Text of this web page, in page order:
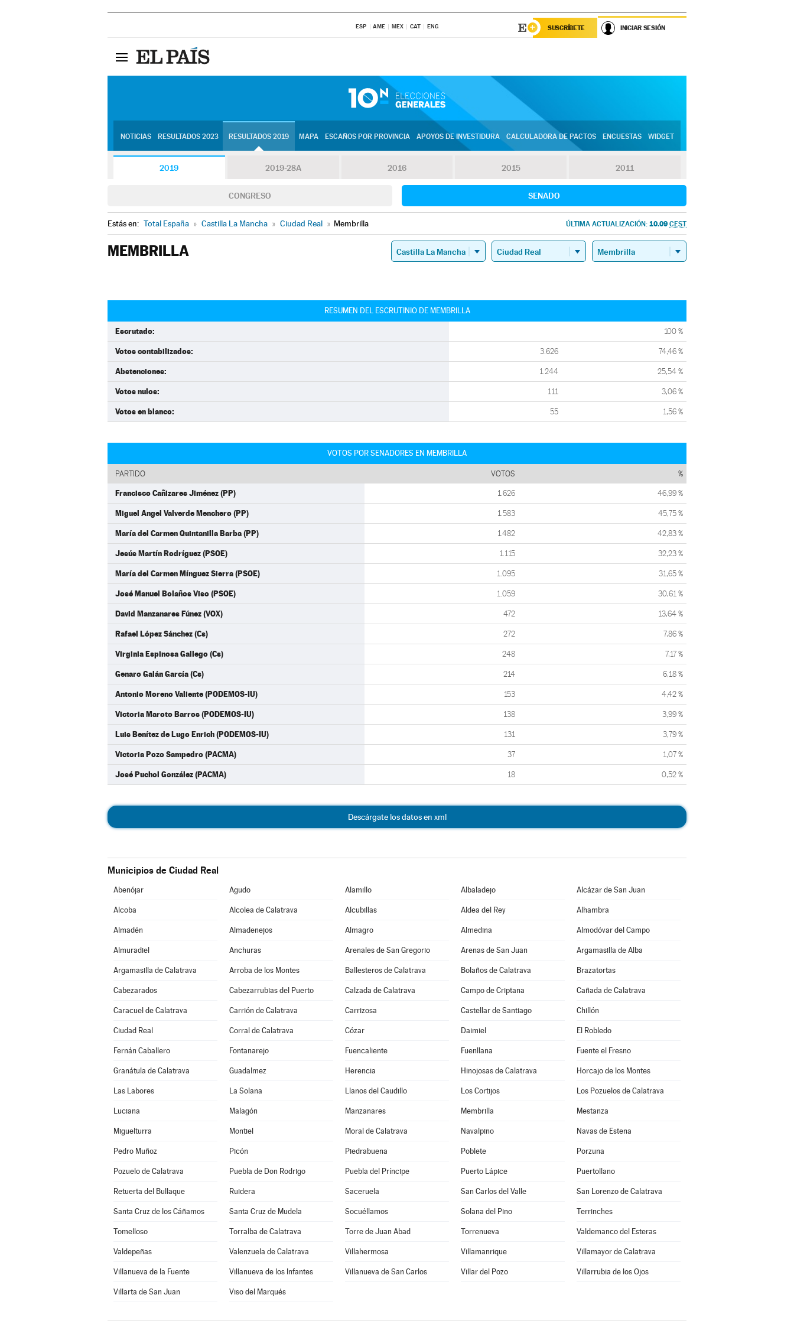
ESP AME MEX CAT ENG SUSCRÍBETE INICIAR SESIÓN
NOTICIAS RESULTADOS 2023 RESULTADOS 2019 MAPA ESCAÑOS POR PROVINCIA APOYOS DE INVESTIDURA CALCULADORA DE PACTOS ENCUESTAS WIDGET
2019 2019-28A 2016 2015 2011
CONGRESO SENADO
Estás en: Total España » Castilla La Mancha » Ciudad Real » Membrilla ÚLTIMA ACTUALIZACIÓN: 10.09 CEST
MEMBRILLA
RESUMEN DEL ESCRUTINIO DE MEMBRILLA
Escrutado: 100 %
Votos contabilizados: 3.626 74,46 %
Abstenciones: 1.244 25,54 %
Votos nulos: 111 3,06 %
Votos en blanco: 55 1,56 %
VOTOS POR SENADORES EN MEMBRILLA
PARTIDO VOTOS %
Francisco Cañizares Jiménez (PP) 1.626 46,99 %
Miguel Angel Valverde Menchero (PP) 1.583 45,75 %
María del Carmen Quintanilla Barba (PP) 1.482 42,83 %
Jesús Martín Rodríguez (PSOE) 1.115 32,23 %
María del Carmen Mínguez Sierra (PSOE) 1.095 31,65 %
José Manuel Bolaños Viso (PSOE) 1.059 30,61 %
David Manzanares Fúnez (VOX) 472 13,64 %
Rafael López Sánchez (Cs) 272 7,86 %
Virginia Espinosa Gallego (Cs) 248 7,17 %
Genaro Galán García (Cs) 214 6,18 %
Antonio Moreno Valiente (PODEMOS-IU) 153 4,42 %
Victoria Maroto Barros (PODEMOS-IU) 138 3,99 %
Luis Benítez de Lugo Enrich (PODEMOS-IU) 131 3,79 %
Victoria Pozo Sampedro (PACMA) 37 1,07 %
José Puchol González (PACMA) 18 0,52 %
Descárgate los datos en xml
Municipios de Ciudad Real
Abenójar Agudo Alamillo Albaladejo Alcázar de San Juan
Alcoba Alcolea de Calatrava Alcubillas Aldea del Rey Alhambra
Almadén Almadenejos Almagro Almedina Almodóvar del Campo
Almuradiel Anchuras Arenales de San Gregorio Arenas de San Juan Argamasilla de Alba
Argamasilla de Calatrava Arroba de los Montes Ballesteros de Calatrava Bolaños de Calatrava Brazatortas
Cabezarados Cabezarrubias del Puerto Calzada de Calatrava Campo de Criptana Cañada de Calatrava
Caracuel de Calatrava Carrión de Calatrava Carrizosa Castellar de Santiago Chillón
Ciudad Real Corral de Calatrava Cózar Daimiel El Robledo
Fernán Caballero Fontanarejo Fuencaliente Fuenllana Fuente el Fresno
Granátula de Calatrava Guadalmez Herencia Hinojosas de Calatrava Horcajo de los Montes
Las Labores La Solana Llanos del Caudillo Los Cortijos Los Pozuelos de Calatrava
Luciana Malagón Manzanares Membrilla Mestanza
Miguelturra Montiel Moral de Calatrava Navalpino Navas de Estena
Pedro Muñoz Picón Piedrabuena Poblete Porzuna
Pozuelo de Calatrava Puebla de Don Rodrigo Puebla del Príncipe Puerto Lápice Puertollano
Retuerta del Bullaque Ruidera Saceruela San Carlos del Valle San Lorenzo de Calatrava
Santa Cruz de los Cáñamos Santa Cruz de Mudela Socuéllamos Solana del Pino Terrinches
Tomelloso Torralba de Calatrava Torre de Juan Abad Torrenueva Valdemanco del Esteras
Valdepeñas Valenzuela de Calatrava Villahermosa Villamanrique Villamayor de Calatrava
Villanueva de la Fuente Villanueva de los Infantes Villanueva de San Carlos Villar del Pozo Villarrubia de los Ojos
Villarta de San Juan Viso del Marqués